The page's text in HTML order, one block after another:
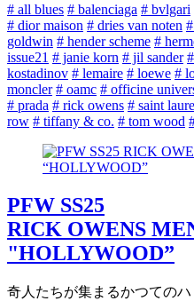
# all blues # balenciaga # bvlgari
# dior maison # dries van noten
goldwin # hender scheme #
issue21 # janie korn # jil sander
kostadinov # lemaire # loewe #
moncler # oamc # officine
# prada # rick owens # saint
row # tiffany & co. # tom wood
PFW SS25
RICK OWENS
"HOLLYWOOD”
奇人たちが集まるかつてのハ